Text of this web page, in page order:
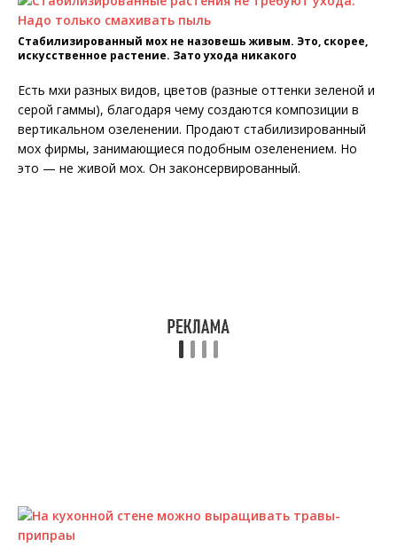
Стабилизированный мох не назовешь живым. Это, скорее,
искусственное растение. Зато ухода никакого
Есть мхи разных видов, цветов (разные оттенки зеленой и
серой гаммы), благодаря чему создаются композиции в
вертикальном озеленении. Продают стабилизированный
мох фирмы, занимающиеся подобным озеленением. Но
это — не живой мох. Он законсервированный.